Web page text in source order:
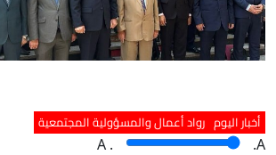
أخبار اليوم رواد أعمال والمسؤولية المجتمعية
A . .A